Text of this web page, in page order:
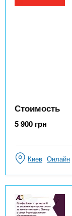
Стоимость
5 900 грн
Киев Онлайн